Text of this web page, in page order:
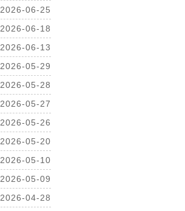
2026-06-25
2026-06-18
2026-06-13
2026-05-29
2026-05-28
2026-05-27
2026-05-26
2026-05-20
2026-05-10
2026-05-09
2026-04-28